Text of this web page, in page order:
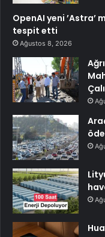
OpenAI yeni
tespit etti
Ağustos 8, 2026